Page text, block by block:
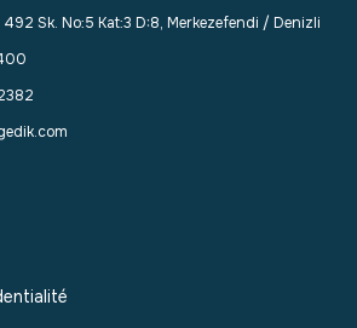
492 Sk. No:5 Kat:3 D:8, Merkezefendi / Denizli